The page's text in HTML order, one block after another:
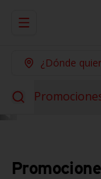
Abrir menu de
¿Dónde